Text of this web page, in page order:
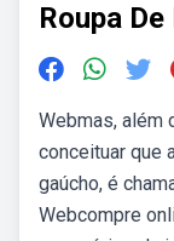
Roupa
Webmas, além
conceituar que
gaúcho, é
Webcompre